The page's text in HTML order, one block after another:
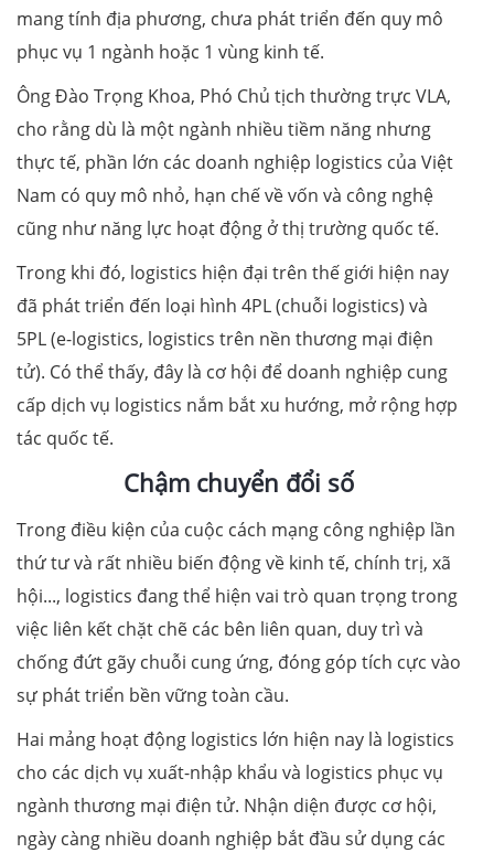
mang tính địa phương, chưa phát triển đến quy mô
phục vụ 1 ngành hoặc 1 vùng kinh tế.
Ông Đào Trọng Khoa, Phó Chủ tịch thường trực VLA,
cho rằng dù là một ngành nhiều tiềm năng nhưng
thực tế, phần lớn các doanh nghiệp logistics của Việt
Nam có quy mô nhỏ, hạn chế về vốn và công nghệ
cũng như năng lực hoạt động ở thị trường quốc tế.
Trong khi đó, logistics hiện đại trên thế giới hiện nay
đã phát triển đến loại hình 4PL (chuỗi logistics) và
5PL (e-logistics, logistics trên nền thương mại điện
tử). Có thể thấy, đây là cơ hội để doanh nghiệp cung
cấp dịch vụ logistics nắm bắt xu hướng, mở rộng hợp
tác quốc tế.
Chậm chuyển đổi số
Trong điều kiện của cuộc cách mạng công nghiệp lần
thứ tư và rất nhiều biến động về kinh tế, chính trị, xã
hội..., logistics đang thể hiện vai trò quan trọng trong
việc liên kết chặt chẽ các bên liên quan, duy trì và
chống đứt gãy chuỗi cung ứng, đóng góp tích cực vào
sự phát triển bền vững toàn cầu.
Hai mảng hoạt động logistics lớn hiện nay là logistics
cho các dịch vụ xuất-nhập khẩu và logistics phục vụ
ngành thương mại điện tử. Nhận diện được cơ hội,
ngày càng nhiều doanh nghiệp bắt đầu sử dụng các